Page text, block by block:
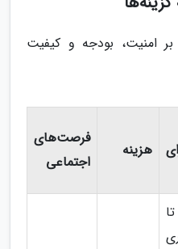
بر امنیت، بودجه و کیفیت
هزینه
فرصت‌های
اجتماعی